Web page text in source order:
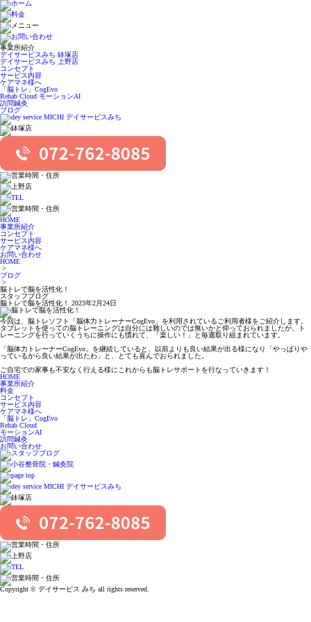
事業所紹介
デイサービスみち 鉢塚店
デイサービスみち 上野店
コンセプト
サービス内容
ケアマネ様へ
「脳トレ」CogEvo
Rehab Cloud モーションAI
訪問鍼灸
ブログ
HOME
事業所紹介
コンセプト
サービス内容
ケアマネ様へ
お問い合わせ
HOME
>
ブログ
>
脳トレで脳を活性化！
スタッフブログ
脳トレで脳を活性化！
2023年2月24日
今回は、脳トレソフト「脳体力トレーナーCogEvo」を利用されているご利用者様をご紹介します。
タブレットを使っての脳トレーニングは自分には難しいのでは無いかと仰っておられましたが、ト
レーニングを行っていくうちに操作にも慣れて、「楽しい！」と毎週取り組まれています。
「脳体力トレーナーCogEvo」を継続していると、以前よりも良い結果が出る様になり「やっぱりや
っているから良い結果が出たわ」と、とても喜んでおられました。
ご自宅での家事も不安なく行える様にこれからも脳トレサポートを行なっていきます！
HOME
事業所紹介
料金
コンセプト
サービス内容
ケアマネ様へ
「脳トレ」CogEvo
Rehab Cloud
モーションAI
訪問鍼灸
お問い合わせ
Copyright © デイサービス みち all rights reserved.